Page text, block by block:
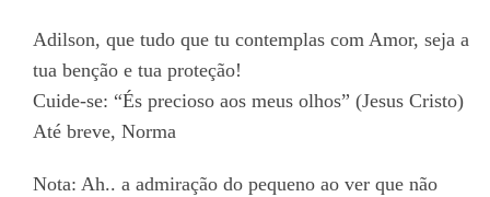
Adilson, que tudo que tu contemplas com Amor, seja a
tua benção e tua proteção!
Cuide-se: “És precioso aos meus olhos” (Jesus Cristo)
Até breve, Norma
Nota: Ah.. a admiração do pequeno ao ver que não